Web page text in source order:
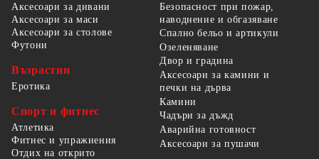
Аксесоари за дивани
Аксесоари за маси
Аксесоари за столове
Футони
Възрастни
Еротика
Спорт и фитнес
Атлетика
Фитнес и упражнения
Отдих на открито
Безопасност при пожар,
наводнение и обгазяване
Спално бельо и артикули
Озеленяване
Двор и градина
Аксесоари за камини и
печки на дърва
Камини
Чадъри за дъжд
Аварийна готовност
Аксесоари за пушачи